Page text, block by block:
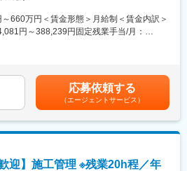
合わせて最適な1台を提案できます。
り！
全社員に挑戦の機会が与えられます。セー
上げ等に際して工場長としてご活躍いただ
て
いた納車前のお車やご購入後の車のオイル
併設での工場責任者）としてご活躍頂き
660万円＜賃金形態＞月給制＜賃金内訳＞
円～388,239円固定残業手当/月：
2024年支給実績３ヶ月分）インセンティブ
回）平均50,000～70,000円賃金はあくまで
考を通じて上下する可能性があります。
含めた表記です。
応募依頼する
（エージェントサービス）
迎】施工管理 ※残業20h程／年